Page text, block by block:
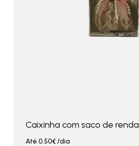
Caixinha com saco de renda
Até 0.50€/dia